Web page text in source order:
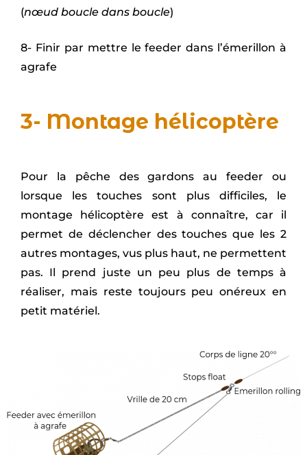
(nœud boucle dans boucle)
8- Finir par mettre le feeder dans l’émerillon à
agrafe
3- Montage hélicoptère
Pour la pêche des gardons au feeder ou
lorsque les touches sont plus difficiles, le
montage hélicoptère est à connaître, car il
permet de déclencher des touches que les 2
autres montages, vus plus haut, ne permettent
pas. Il prend juste un peu plus de temps à
réaliser, mais reste toujours peu onéreux en
petit matériel.